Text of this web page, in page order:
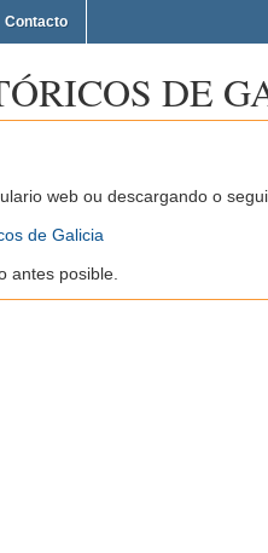
Contacto
DE
web ou descargando o
de Galicia
antes posible.